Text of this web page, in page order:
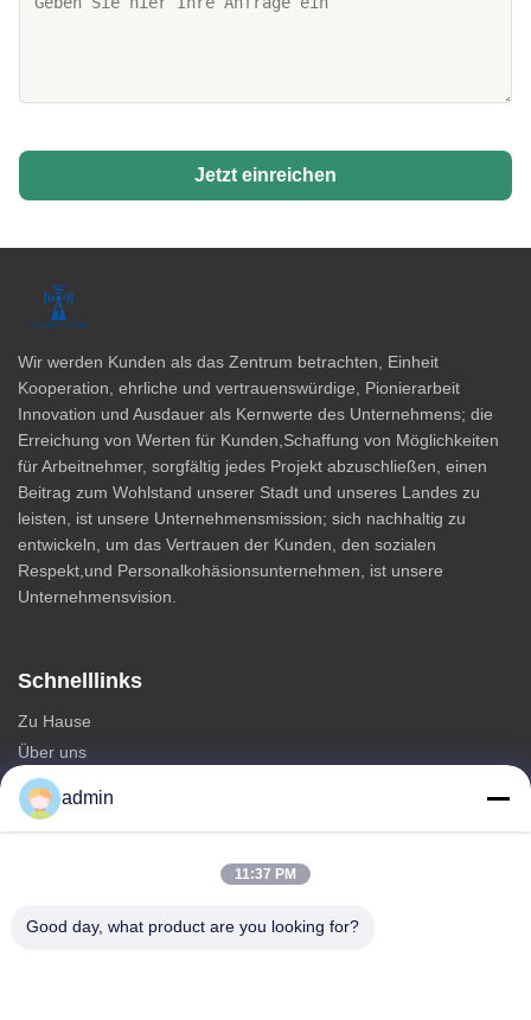
Jetzt einreichen
Wir werden Kunden als das Zentrum betrachten, Einheit
Kooperation, ehrliche und vertrauenswürdige, Pionierarbeit
Innovation und Ausdauer als Kernwerte des Unternehmens; die
Erreichung von Werten für Kunden,Schaffung von Möglichkeiten
für Arbeitnehmer, sorgfältig jedes Projekt abzuschließen, einen
Beitrag zum Wohlstand unserer Stadt und unseres Landes zu
leisten, ist unsere Unternehmensmission; sich nachhaltig zu
entwickeln, um das Vertrauen der Kunden, den sozialen
Respekt,und Personalkohäsionsunternehmen, ist unsere
Unternehmensvision.
Schnelllinks
Zu Hause
Über uns
produits
Kontakt
dreieckiger Antennturm
admin
11:37 PM
Good day, what product are you looking for?